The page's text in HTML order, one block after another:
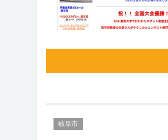
岐阜市